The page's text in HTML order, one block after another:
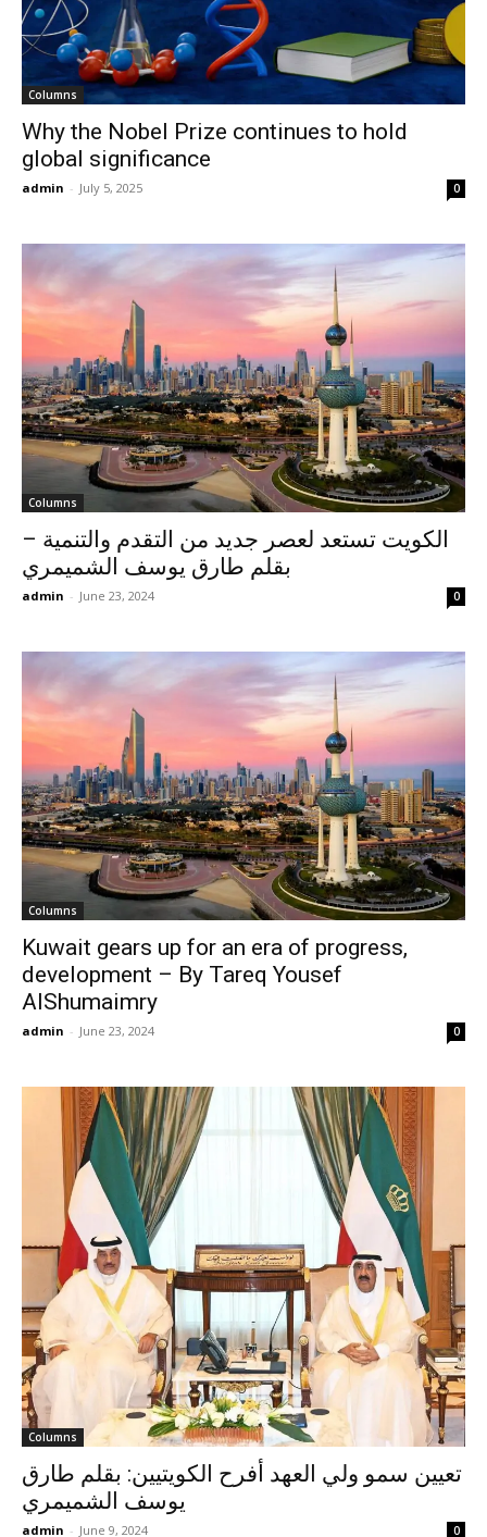
Columns
Why the Nobel Prize continues to hold
global significance
admin - July 5, 2025 0
Columns
الكويت تستعد لعصر جديد من التقدم والتنمية –
بقلم طارق يوسف الشميمري
admin - June 23, 2024 0
Columns
Kuwait gears up for an era of progress,
development – By Tareq Yousef
AlShumaimry
admin - June 23, 2024 0
Columns
تعيين سمو ولي العهد أفرح الكويتيين: بقلم طارق
يوسف الشميمري
admin - June 9, 2024 0